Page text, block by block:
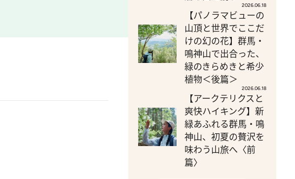
2026.06.18
【パノラマビューの
山頂と世界でここだ
けの幻の花】群馬・
鳴神山で出合った、
緑のきらめきと希少
植物＜後篇＞
2026.06.18
【アークテリクスと
爽快ハイキング】新
緑あふれる群馬・鳴
神山、初夏の贅沢を
味わう山旅へ〈前
篇〉